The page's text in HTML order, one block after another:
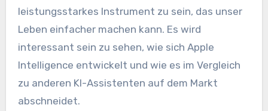
leistungsstarkes Instrument zu sein, das unser
Leben einfacher machen kann. Es wird
interessant sein zu sehen, wie sich Apple
Intelligence entwickelt und wie es im Vergleich
zu anderen KI-Assistenten auf dem Markt
abschneidet.